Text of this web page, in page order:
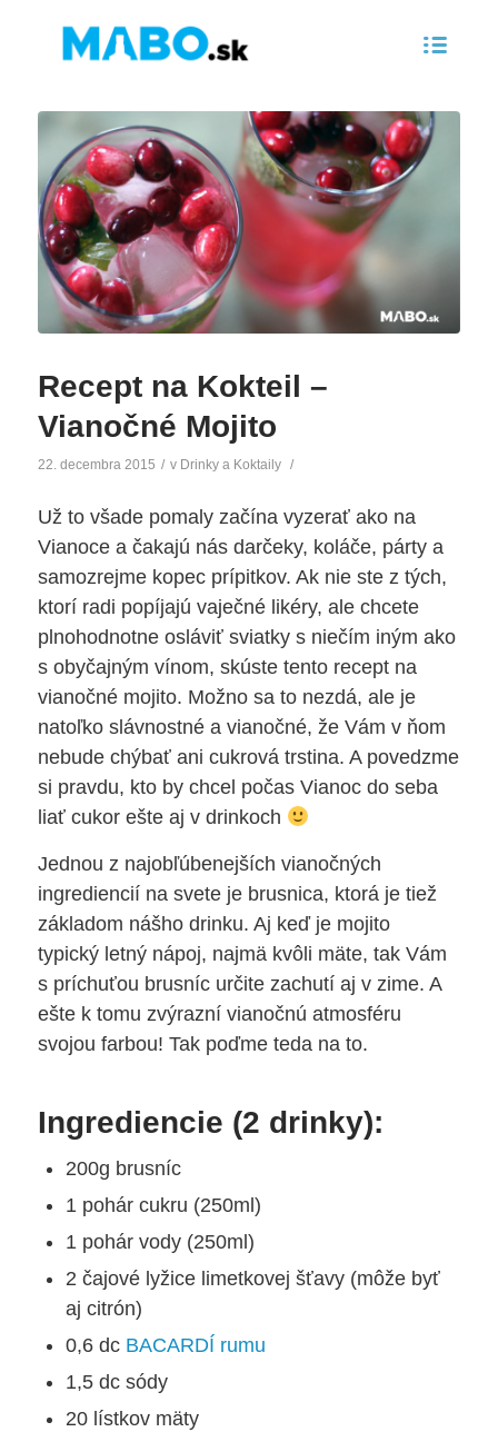
Recept na Kokteil –
Vianočné Mojito
22. decembra 2015 / v Drinky a Koktaily /
Už to všade pomaly začína vyzerať ako na
Vianoce a čakajú nás darčeky, koláče, párty a
samozrejme kopec prípitkov. Ak nie ste z tých,
ktorí radi popíjajú vaječné likéry, ale chcete
plnohodnotne osláviť sviatky s niečím iným ako
s obyčajným vínom, skúste tento recept na
vianočné mojito. Možno sa to nezdá, ale je
natoľko slávnostné a vianočné, že Vám v ňom
nebude chýbať ani cukrová trstina. A povedzme
si pravdu, kto by chcel počas Vianoc do seba
liať cukor ešte aj v drinkoch
Jednou z najobľúbenejších vianočných
ingrediencií na svete je brusnica, ktorá je tiež
základom nášho drinku. Aj keď je mojito
typický letný nápoj, najmä kvôli mäte, tak Vám
s príchuťou brusníc určite zachutí aj v zime. A
ešte k tomu zvýrazní vianočnú atmosféru
svojou farbou! Tak poďme teda na to.
Ingrediencie (2 drinky):
200g brusníc
1 pohár cukru (250ml)
1 pohár vody (250ml)
2 čajové lyžice limetkovej šťavy (môže byť
aj citrón)
0,6 dc BACARDÍ rumu
1,5 dc sódy
20 lístkov mäty